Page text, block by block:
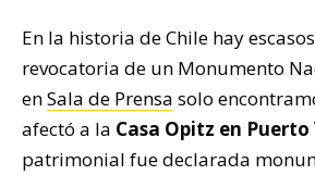
En la historia de Chile hay
revocatoria de un Monumento
enSala de Prensa solo
afectó a la Casa Opitz en Puerto
patrimonial fue declarada